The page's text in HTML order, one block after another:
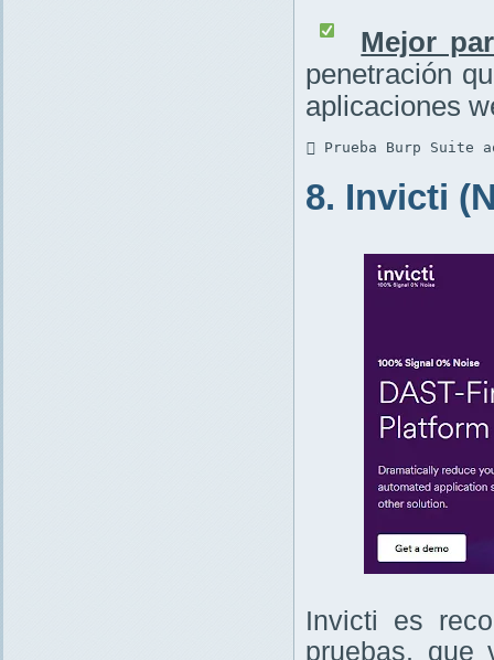
Mejor
penetración
aplicaciones
 Prueba Burp Suite
8. Invicti
Invicti es
pruebas, que